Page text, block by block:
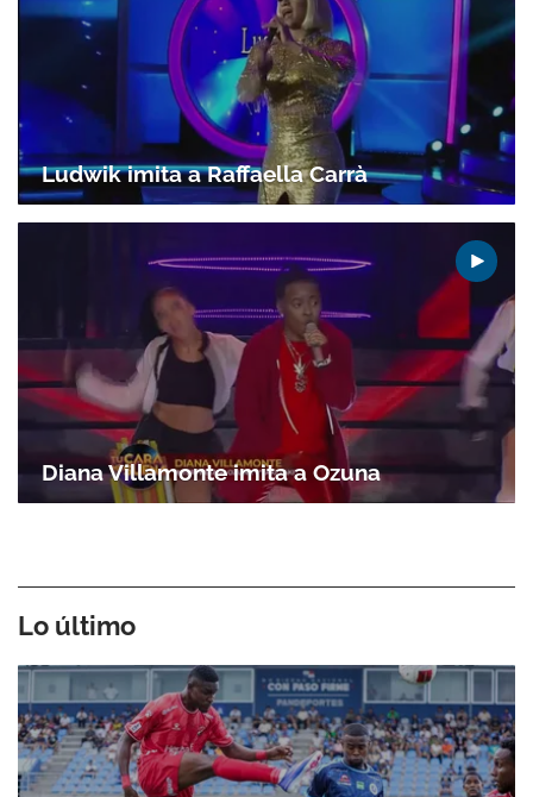
ACEPTAR
Ludwik imita a Raffaella Carrà
Diana Villamonte imita a Ozuna
Lo último